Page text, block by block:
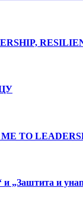
TO
„Заштита и